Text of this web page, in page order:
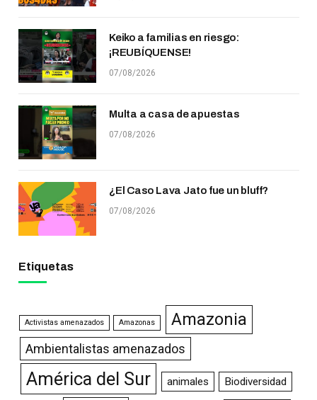
Keiko a familias en riesgo:
¡REUBÍQUENSE!
07/08/2026
Multa a casa de apuestas
07/08/2026
¿El Caso Lava Jato fue un bluff?
07/08/2026
Etiquetas
Activistas amenazados Amazonas Amazonia
Ambientalistas amenazados
América del Sur animales Biodiversidad